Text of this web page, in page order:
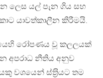
ලෙස යල් පැන ගිය සහ
යාවත්කාලීන කිරීමයි.
රෝපණය වූ කලලයක්
අපරාධ නීතිය අනුව
වශයෙන් ස්ත‍්‍රියට තම